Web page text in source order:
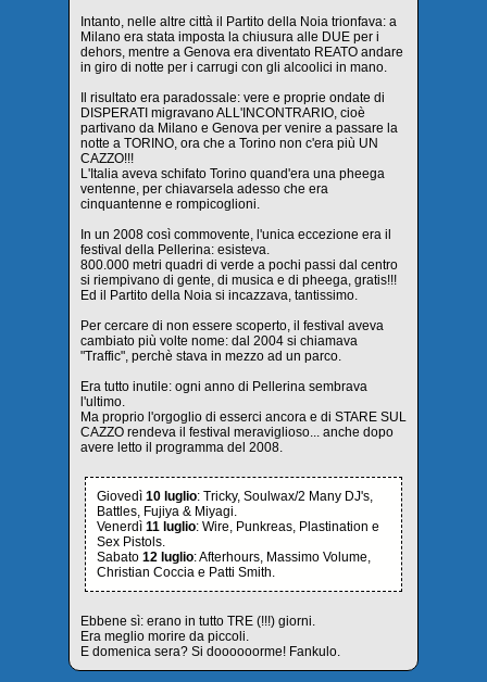
Intanto, nelle altre città il Partito della Noia trionfava: a
Milano era stata imposta la chiusura alle DUE per i
dehors, mentre a Genova era diventato REATO andare
in giro di notte per i carrugi con gli alcoolici in mano.
Il risultato era paradossale: vere e proprie ondate di
DISPERATI migravano ALL'INCONTRARIO, cioè
partivano da Milano e Genova per venire a passare la
notte a TORINO, ora che a Torino non c'era più UN
CAZZO!!!
L'Italia aveva schifato Torino quand'era una pheega
ventenne, per chiavarsela adesso che era
cinquantenne e rompicoglioni.
In un 2008 così commovente, l'unica eccezione era il
festival della Pellerina: esisteva.
800.000 metri quadri di verde a pochi passi dal centro
si riempivano di gente, di musica e di pheega, gratis!!!
Ed il Partito della Noia si incazzava, tantissimo.
Per cercare di non essere scoperto, il festival aveva
cambiato più volte nome: dal 2004 si chiamava
"Traffic", perchè stava in mezzo ad un parco.
Era tutto inutile: ogni anno di Pellerina sembrava
l'ultimo.
Ma proprio l'orgoglio di esserci ancora e di STARE SUL
CAZZO rendeva il festival meraviglioso... anche dopo
avere letto il programma del 2008.
Giovedì 10 luglio: Tricky, Soulwax/2 Many DJ's,
Battles, Fujiya & Miyagi.
Venerdì 11 luglio: Wire, Punkreas, Plastination e
Sex Pistols.
Sabato 12 luglio: Afterhours, Massimo Volume,
Christian Coccia e Patti Smith.
Ebbene sì: erano in tutto TRE (!!!) giorni.
Era meglio morire da piccoli.
E domenica sera? Si doooooorme! Fankulo.